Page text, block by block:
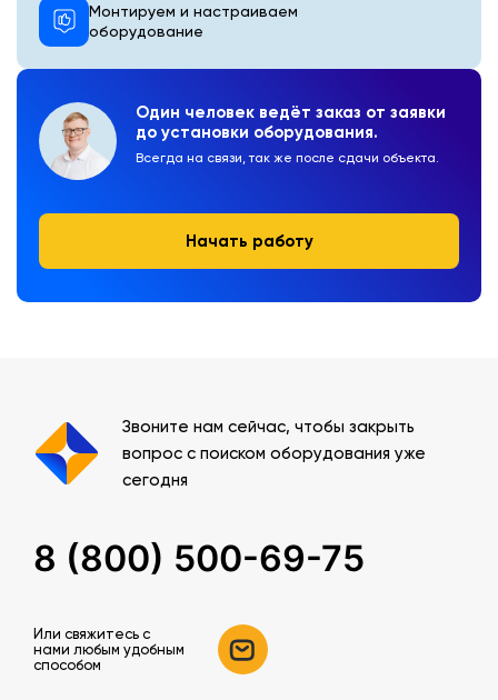
Один человек ведёт заказ от заявки
до установки оборудования.
Всегда на связи, так же после сдачи объекта.
Начать работу
Монтируем и настраиваем
оборудование
Звоните нам сейчас, чтобы закрыть
вопрос с поиском оборудования уже
сегодня
8 (800) 500-69-75
Или свяжитесь c
нами любым удобным
способом